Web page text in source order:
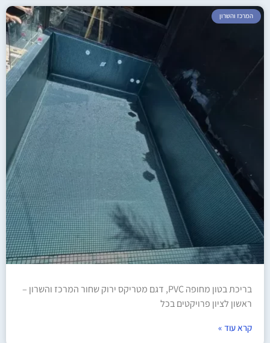
המרכז והשרון
בריכת בטון מחופה PVC, דגם מטריקס ירוק שחור המרכז והשרון –
ראשון לציון פרויקטים בכל
קרא עוד »